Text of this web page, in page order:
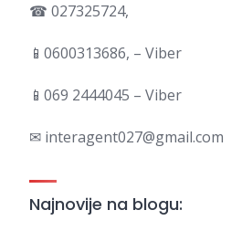
☎ 027325724,
📱0600313686, – Viber
📱069 2444045 – Viber
✉ interagent027@gmail.com
Najnovije na blogu: